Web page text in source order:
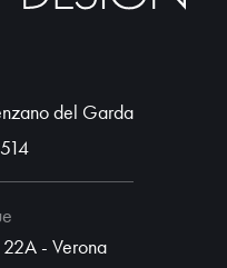
del Garda
- Verona